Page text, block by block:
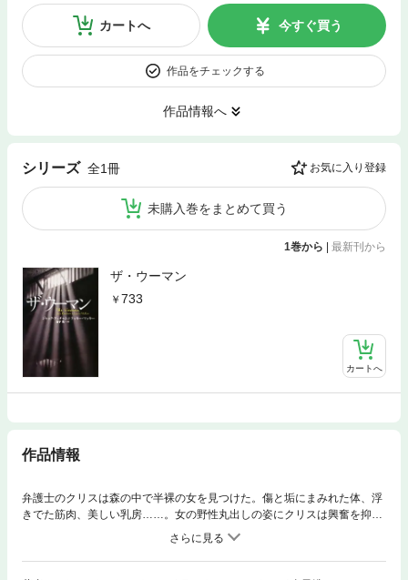
カートへ 今すぐ買う
作品をチェックする
作品情報へ
シリーズ 全1冊 お気に入り登録
未購入巻をまとめて買う
1巻から | 最新刊から
ザ・ウーマン
733
カートへ
作品情報
弁護士のクリスは森の中で半裸の女を見つけた。傷と垢にまみれた体、浮
きでた筋肉、美しい乳房……。女の野性丸出しの姿にクリスは興奮を抑え
切れない！鮮烈なデビュー作『オフシーズン』、続編『襲撃者の夜』のキ
ャラクターを引き継ぎ、鬼才ケッチャムが気鋭のホラー映画作家ラッキ
ー・マッキーとともに作り上げた衝撃作。